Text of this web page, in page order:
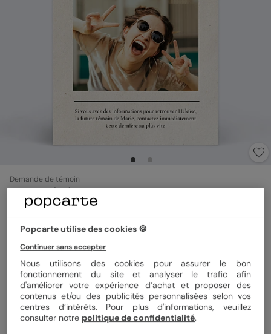
Demande de témoin
Wanted Vintage
Format
Papier Papier Satiné
Quantité 1 carte
Popcarte utilise des cookies 🍪
Continuer sans accepter
Nous utilisons des cookies pour assurer le bon
fonctionnement du site et analyser le trafic afin
d'améliorer votre expérience d’achat et proposer des
contenus et/ou des publicités personnalisées selon vos
centres d’intérêts. Pour plus d'informations, veuillez
consulter notre politique de confidentialité.